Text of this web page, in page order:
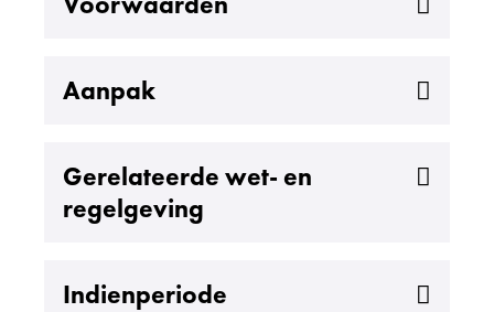
Aanpak
Uitklappen
Gerelateerde wet- en
regelgeving
Uitklappen
Indienperiode
Uitklappen